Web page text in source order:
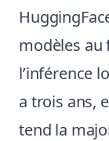
modèles au
l’inférence
a trois ans,
tend la